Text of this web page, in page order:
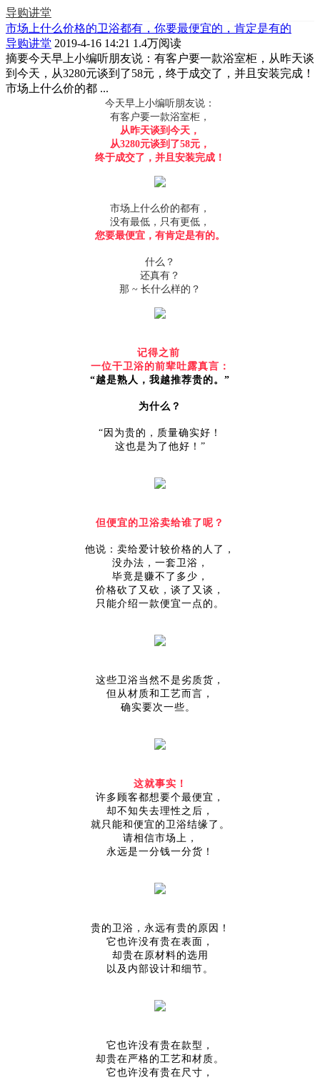
导购讲堂
市场上什么价格的卫浴都有，你要最便宜的，肯定是有的
导购讲堂 2019-4-16 14:21 1.4万阅读
摘要今天早上小编听朋友说：有客户要一款浴室柜，从昨天谈
到今天，从3280元谈到了58元，终于成交了，并且安装完成！
市场上什么价的都 ...
今天早上小编听朋友说：
有客户要一款浴室柜，
从昨天谈到今天，
从3280元谈到了58元，
终于成交了，并且安装完成！
市场上什么价的都有，
没有最低，只有更低，
您要最便宜，有肯定是有的。
什么？
还真有？
那 ~ 长什么样的？
记得之前
一位干卫浴的前辈吐露真言：
“越是熟人，我越推荐贵的。 ”
为什么？
“因为贵的，质量确实好！
这也是为了他好！ ”
但便宜的卫浴卖给谁了呢？
他说：卖给爱计较价格的人了，
没办法，一套卫浴，
毕竟是赚不了多少，
价格砍了又砍，谈了又谈，
只能介绍一款便宜一点的。
这些卫浴当然不是劣质货，
但从材质和工艺而言，
确实要次一些。
这就事实！
许多顾客都想要个最便宜，
却不知失去理性之后，
就只能和便宜的卫浴结缘了。
请相信市场上，
永远是一分钱一分货！
贵的卫浴，永远有贵的原因！
它也许没有贵在表面，
却贵在原材料的选用
以及内部设计和细节。
它也许没有贵在款型，
却贵在严格的工艺和材质。
它也许没有贵在尺寸，